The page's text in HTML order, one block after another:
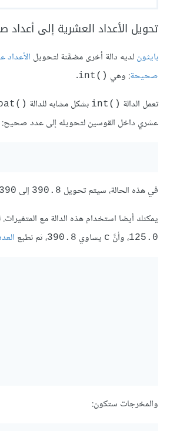
تحويل الأعداد العشرية إلى أعداد
بايثونلديه دالة أخرى مضمَّنة لتحويل الأعداد
صحيحة: وهي int()
تعمل الدالة int()
عشري داخل القوسين لتحويله إلى عدد صحيح:
في هذه الحالة، سيتم تحويل 390.8 إلى 390
يمكنك أيضا استخدام هذه الدالة مع
125.0، وأنَّ c يساوي 390.8، ثم نطبع
والمخرجات ستكون: